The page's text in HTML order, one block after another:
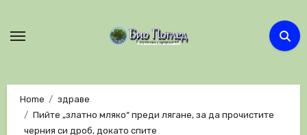
Home
здраве
Пийте „златно мляко“ преди лягане, за да прочистите
черния си дроб, докато спите